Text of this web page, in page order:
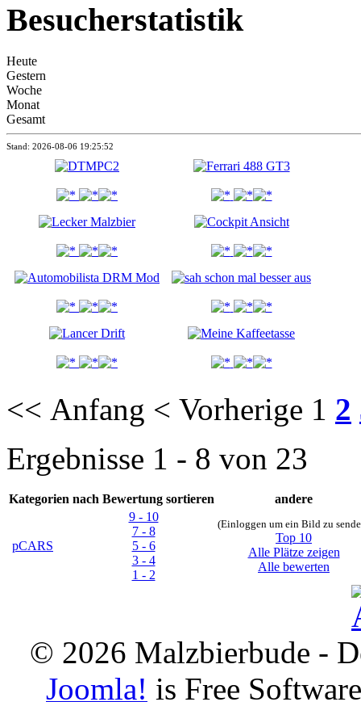
Besucherstatistik
Heute
Gestern
Woche
Monat
Gesamt
Stand: 2026-08-06 19:25:52
<< Anfang < Vorherige 1 2
Ergebnisse 1 - 8 von 23
Kategorien nach Bewertung sortieren andere
pCARS
9 - 10
7 - 8
5 - 6
3 - 4
1 - 2
(Einloggen um ein Bild zu
Top 10
Alle Plätze zeigen
Alle bewerten
© 2026 Malzbierbude -
Joomla! is Free